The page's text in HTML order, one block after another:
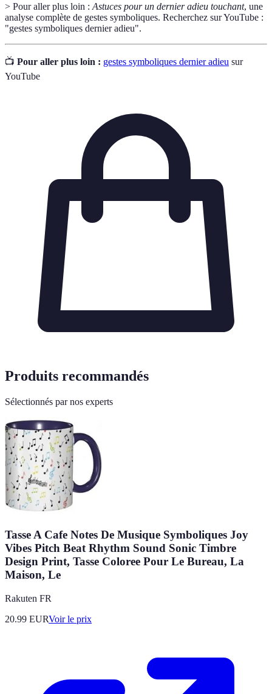
> Pour aller plus loin : Astuces pour un dernier adieu touchant, une
analyse complète de gestes symboliques. Recherchez sur YouTube :
"gestes symboliques dernier adieu".
📺 Pour aller plus loin : gestes symboliques dernier adieu sur
YouTube
Produits recommandés
Sélectionnés par nos experts
Tasse A Cafe Notes De Musique Symboliques Joy
Vibes Pitch Beat Rhythm Sound Sonic Timbre
Design Print, Tasse Coloree Pour Le Bureau, La
Maison, Le
Rakuten FR
20.99 EURVoir le prix